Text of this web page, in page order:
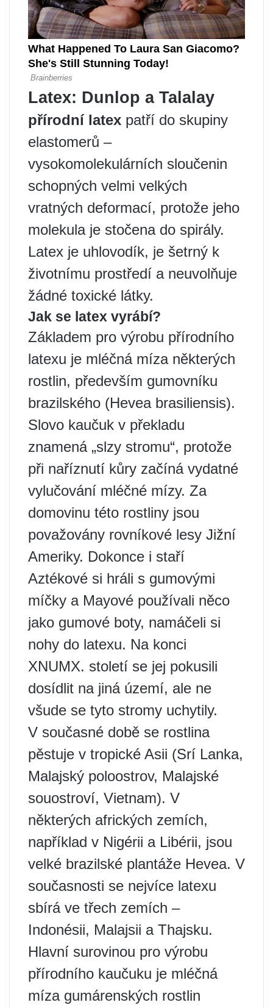
Latex: Dunlop a Talalay
přírodní latex patří do skupiny
elastomerů –
vysokomolekulárních sloučenin
schopných velmi velkých
vratných deformací, protože jeho
molekula je stočena do spirály.
Latex je uhlovodík, je šetrný k
životnímu prostředí a neuvolňuje
žádné toxické látky.
Jak se latex vyrábí?
Základem pro výrobu přírodního
latexu je mléčná míza některých
rostlin, především gumovníku
brazilského (Hevea brasiliensis).
Slovo kaučuk v překladu
znamená „slzy stromu“, protože
při naříznutí kůry začíná vydatné
vylučování mléčné mízy. Za
domovinu této rostliny jsou
považovány rovníkové lesy Jižní
Ameriky. Dokonce i staří
Aztékové si hráli s gumovými
míčky a Mayové používali něco
jako gumové boty, namáčeli si
nohy do latexu. Na konci
XNUMX. století se jej pokusili
dosídlit na jiná území, ale ne
všude se tyto stromy uchytily.
V současné době se rostlina
pěstuje v tropické Asii (Srí Lanka,
Malajský poloostrov, Malajské
souostroví, Vietnam). V
některých afrických zemích,
například v Nigérii a Libérii, jsou
velké brazilské plantáže Hevea. V
současnosti se nejvíce latexu
sbírá ve třech zemích –
Indonésii, Malajsii a Thajsku.
Hlavní surovinou pro výrobu
přírodního kaučuku je mléčná
míza gumárenských rostlin